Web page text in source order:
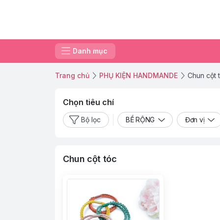
Danh mục
Trang chủ PHỤ KIỆN HANDMANDE Chun cột
Chọn tiêu chí
Bộ lọc BỀ RỘNG Đơn vị
Chun cột tóc